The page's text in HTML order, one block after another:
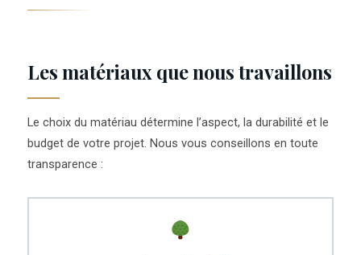
Les matériaux que nous travaillons
Le choix du matériau détermine l’aspect, la durabilité et le
budget de votre projet. Nous vous conseillons en toute
transparence :